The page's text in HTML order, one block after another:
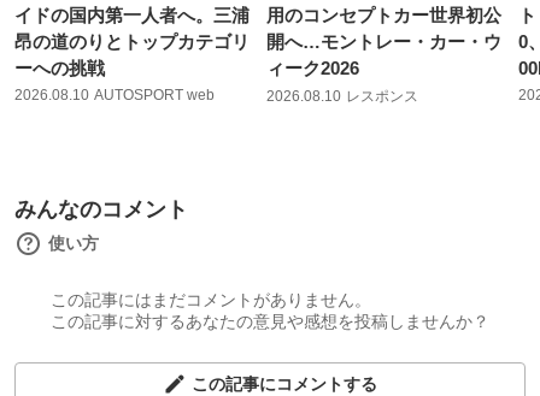
イドの国内第一人者へ。三浦
昂の道のりとトップカテゴリ
ーへの挑戦
2026.08.10 AUTOSPORT web
用のコンセプトカー世界初公
開へ…モントレー・カー・ウ
ィーク2026
2026.08.10 レスポンス
0
みんなのコメント
使い方
この記事にはまだコメントがありません。
この記事に対するあなたの意見や感想を投稿しませんか？
この記事にコメントする